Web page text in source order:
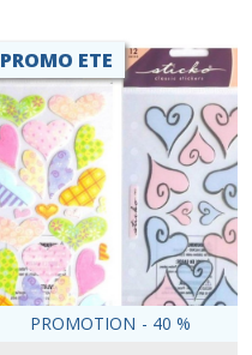
PROMO ETE
PROMOTION - 40 %